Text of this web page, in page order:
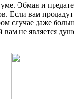
Обман и
Если вам
случае даже
не является